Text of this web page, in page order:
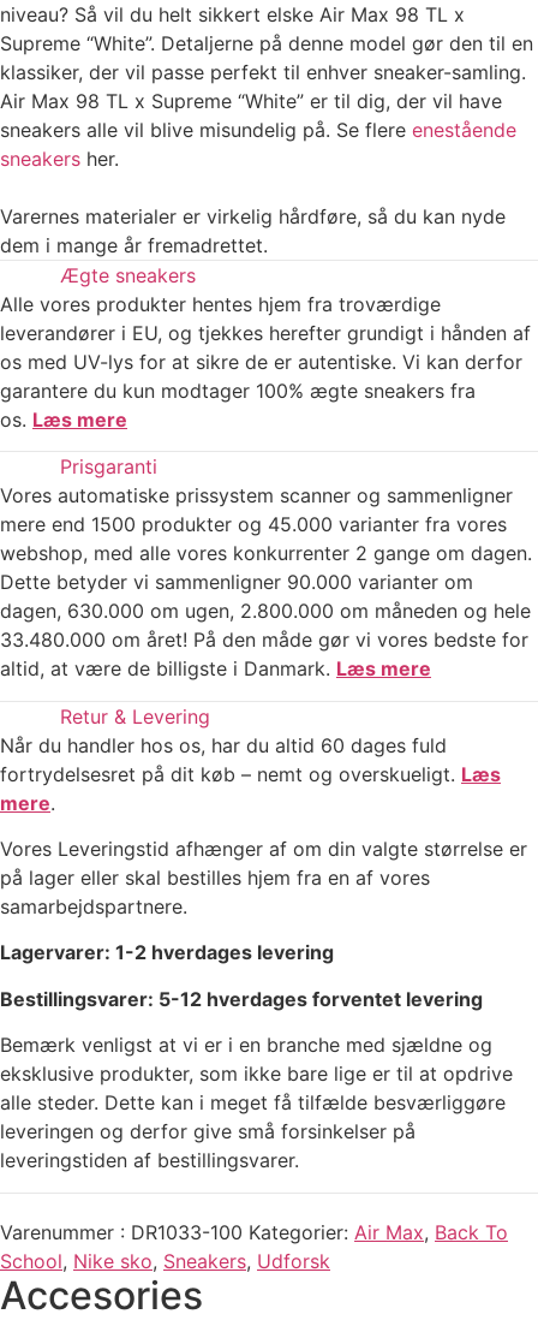
niveau? Så vil du helt sikkert elske Air Max 98 TL x
Supreme “White”. Detaljerne på denne model gør den til en
klassiker, der vil passe perfekt til enhver sneaker-samling.
Air Max 98 TL x Supreme “White” er til dig, der vil have
sneakers alle vil blive misundelig på. Se flere enestående
sneakers her.
Varernes materialer er virkelig hårdføre, så du kan nyde
dem i mange år fremadrettet.
Ægte sneakers
Alle vores produkter hentes hjem fra troværdige
leverandører i EU, og tjekkes herefter grundigt i hånden af
os med UV-lys for at sikre de er autentiske. Vi kan derfor
garantere du kun modtager 100% ægte sneakers fra
os. Læs mere
Prisgaranti
Vores automatiske prissystem scanner og sammenligner
mere end 1500 produkter og 45.000 varianter fra vores
webshop, med alle vores konkurrenter 2 gange om dagen.
Dette betyder vi sammenligner 90.000 varianter om
dagen, 630.000 om ugen, 2.800.000 om måneden og hele
33.480.000 om året! På den måde gør vi vores bedste for
altid, at være de billigste i Danmark. Læs mere
Retur & Levering
Når du handler hos os, har du altid 60 dages fuld
fortrydelsesret på dit køb – nemt og overskueligt. Læs
mere.
Vores Leveringstid afhænger af om din valgte størrelse er
på lager eller skal bestilles hjem fra en af vores
samarbejdspartnere.
Lagervarer: 1-2 hverdages levering
Bestillingsvarer: 5-12 hverdages forventet levering
Bemærk venligst at vi er i en branche med sjældne og
eksklusive produkter, som ikke bare lige er til at opdrive
alle steder. Dette kan i meget få tilfælde besværliggøre
leveringen og derfor give små forsinkelser på
leveringstiden af bestillingsvarer.
Varenummer DR1033-100 Kategorier Air Max, Back To
School, Nike sko, Sneakers, Udforsk
Accesories